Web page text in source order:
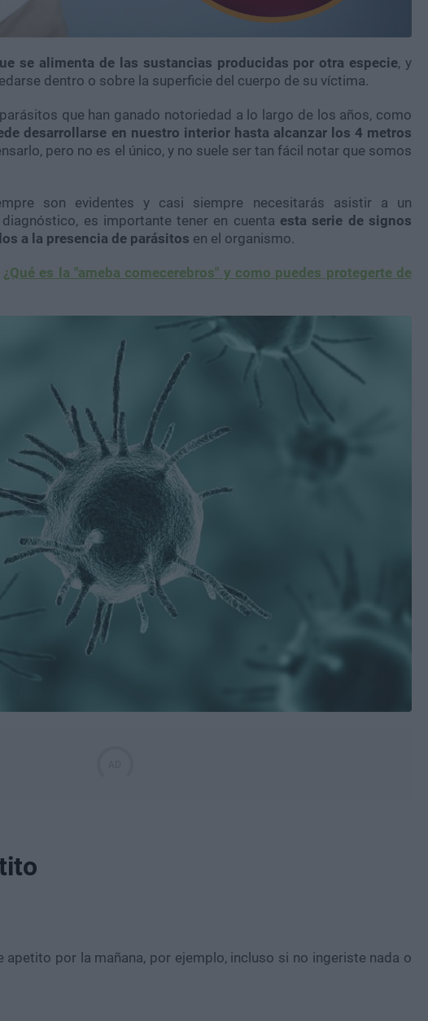
se alimenta de las sustancias producidas por otra especie, y
dentro o sobre la superficie del cuerpo de su víctima.
que han ganado notoriedad a lo largo de los años, como
desarrollarse en nuestro interior hasta alcanzar los 4 metros
pero no es el único, y no suele ser tan fácil notar que somos
son evidentes y casi siempre necesitarás asistir a un
es importante tener en cuenta esta serie de signos
a la presencia de parásitos en el organismo.
¿Qué es la "ameba comecerebros" y como puedes protegerte de
apetito por la mañana, por ejemplo, incluso si no ingeriste nada o